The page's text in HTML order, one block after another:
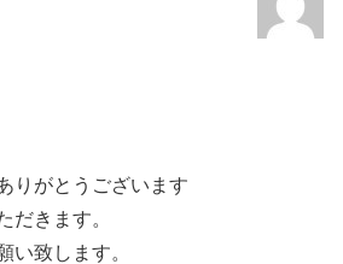
りがとうございます
だきます。
い致します。